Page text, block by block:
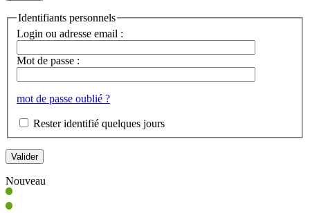
Identifiants personnels
Login ou adresse email :
Mot de passe :
mot de passe oublié ?
Rester identifié quelques jours
Nouveau